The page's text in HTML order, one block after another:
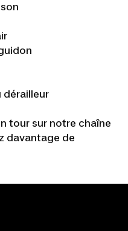
à air
chaîne
tour sur notre chaîne
davantage de